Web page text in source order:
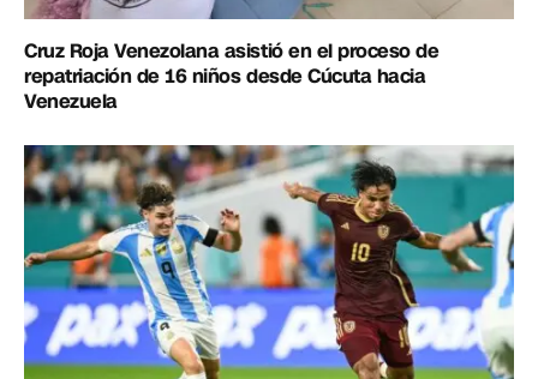
Cruz Roja Venezolana asistió en el proceso de
repatriación de 16 niños desde Cúcuta hacia
Venezuela